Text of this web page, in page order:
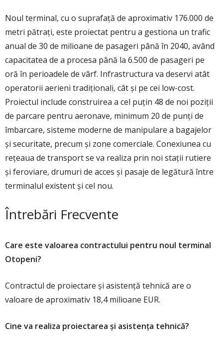
Noul terminal, cu o suprafaţă de aproximativ 176.000 de
metri pătraţi, este proiectat pentru a gestiona un trafic
anual de 30 de milioane de pasageri până în 2040, având
capacitatea de a procesa până la 6.500 de pasageri pe
oră în perioadele de vârf. Infrastructura va deservi atât
operatorii aerieni tradiţionali, cât şi pe cei low-cost.
Proiectul include construirea a cel puţin 48 de noi poziţii
de parcare pentru aeronave, minimum 20 de punţi de
îmbarcare, sisteme moderne de manipulare a bagajelor
şi securitate, precum şi zone comerciale. Conexiunea cu
reţeaua de transport se va realiza prin noi staţii rutiere
şi feroviare, drumuri de acces şi pasaje de legătură între
terminalul existent şi cel nou.
Întrebări Frecvente
Care este valoarea contractului pentru noul terminal
Otopeni?
Contractul de proiectare și asistență tehnică are o
valoare de aproximativ 18,4 milioane EUR.
Cine va realiza proiectarea și asistența tehnică?